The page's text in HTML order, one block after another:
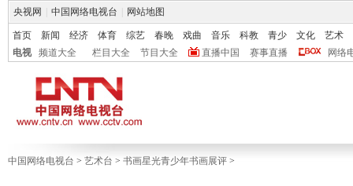
央视网 中国网络电视台 网站地图
首页 新闻 经济 体育 综艺 春晚 戏曲 音乐 科教 青少 文化
艺术
电视
频道大全 栏目大全 节目大全 直播中国 赛事直播 网络
中国网络电视台 > 艺术台 > 书画星光青少年书画展评 >